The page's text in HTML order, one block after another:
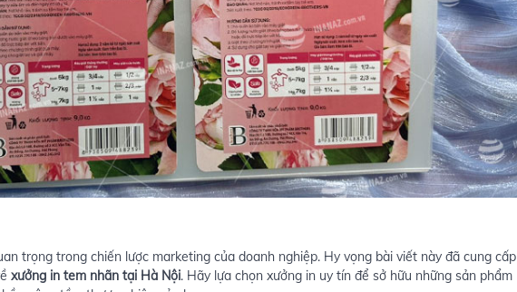
trọng trong chiến lược marketing của doanh nghiệp. Hy vọng bài viết này đã cung cấp
xưởng in tem nhãn tại Hà Nội. Hãy lựa chọn xưởng in uy tín để sở hữu những sản phẩm